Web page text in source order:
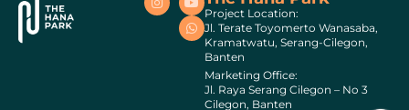
Project Location:
Jl. Terate Toyomerto Wanasaba,
Kramatwatu, Serang-Cilegon,
Banten
Marketing Office:
Jl. Raya Serang Cilegon – No 3
Cilegon, Banten